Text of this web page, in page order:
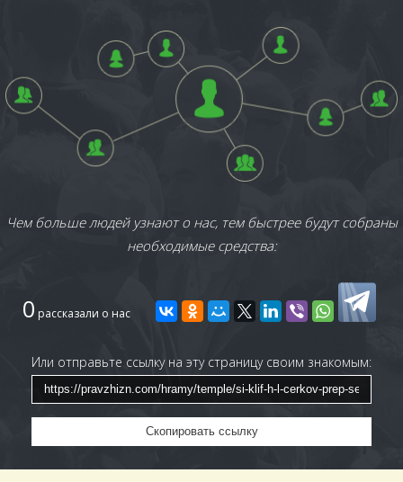
Чем больше людей узнают о нас, тем быстрее будут собраны
необходимые средства:
0 рассказали о нас
Или отправьте ссылку на эту страницу своим знакомым:
Скопировать ссылку